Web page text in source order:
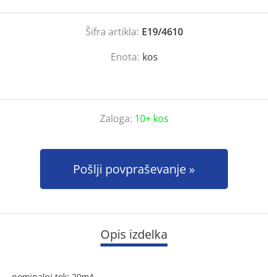
Šifra artikla: E19/4610
Enota: kos
Zaloga: 10+ kos
Pošlji povpraševanje
Opis izdelka